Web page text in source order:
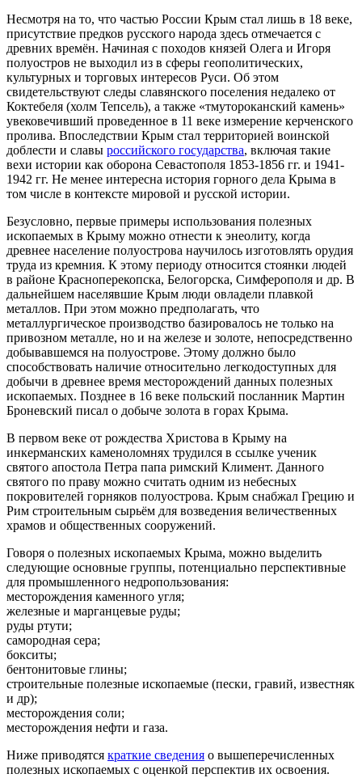
Несмотря на то, что частью России Крым стал лишь в 18 веке,
присутствие предков русского народа здесь отмечается с
древних времён. Начиная с походов князей Олега и Игоря
полуостров не выходил из в сферы геополитических,
культурных и торговых интересов Руси. Об этом
свидетельствуют следы славянского поселения недалеко от
Коктебеля (холм Тепсель), а также «тмутороканский камень»
увековечивший проведенное в 11 веке измерение керченского
пролива. Впоследствии Крым стал территорией воинской
доблести и славы российского государства, включая такие
вехи истории как оборона Севастополя 1853-1856 гг. и 1941-
1942 гг. Не менее интересна история горного дела Крыма в
том числе в контексте мировой и русской истории.
Безусловно, первые примеры использования полезных
ископаемых в Крыму можно отнести к энеолиту, когда
древнее население полуострова научилось изготовлять орудия
труда из кремния. К этому периоду относится стоянки людей
в районе Красноперекопска, Белогорска, Симферополя и др. В
дальнейшем населявшие Крым люди овладели плавкой
металлов. При этом можно предполагать, что
металлургическое производство базировалось не только на
привозном металле, но и на железе и золоте, непосредственно
добывавшемся на полуострове. Этому должно было
способствовать наличие относительно легкодоступных для
добычи в древнее время месторождений данных полезных
ископаемых. Позднее в 16 веке польский посланник Мартин
Броневский писал о добыче золота в горах Крыма.
В первом веке от рождества Христова в Крыму на
инкерманских каменоломнях трудился в ссылке ученик
святого апостола Петра папа римский Климент. Данного
святого по праву можно считать одним из небесных
покровителей горняков полуострова. Крым снабжал Грецию и
Рим строительным сырьём для возведения величественных
храмов и общественных сооружений.
Говоря о полезных ископаемых Крыма, можно выделить
следующие основные группы, потенциально перспективные
для промышленного недропользования:
месторождения каменного угля;
железные и марганцевые руды;
руды ртути;
самородная сера;
бокситы;
бентонитовые глины;
строительные полезные ископаемые (пески, гравий, известняк
и др);
месторождения соли;
месторождения нефти и газа.
Ниже приводятся краткие сведения о вышеперечисленных
полезных ископаемых с оценкой перспектив их освоения.